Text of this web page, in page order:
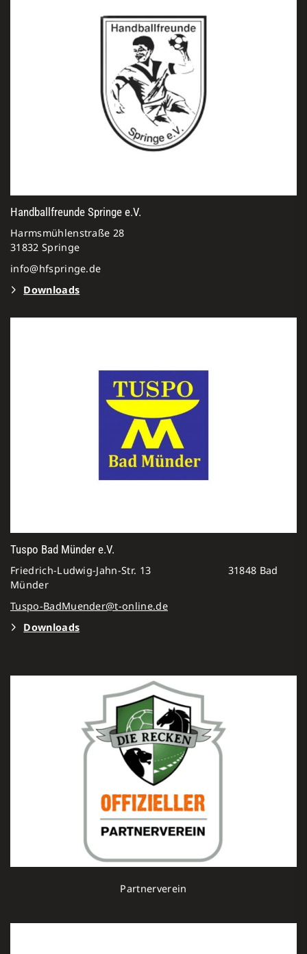
Handballfreunde Springe e.V.
Harmsmühlenstraße 28
31832 Springe
info@hfspringe.de
Downloads
Tuspo Bad Münder e.V.
Friedrich-Ludwig-Jahn-Str. 13 31848 Bad
Münder
Tuspo-BadMuender@t-online.de
Downloads
Partnerverein